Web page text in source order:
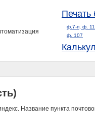
Печать
ф.7-п, ф.
ф. 107
Название пункта